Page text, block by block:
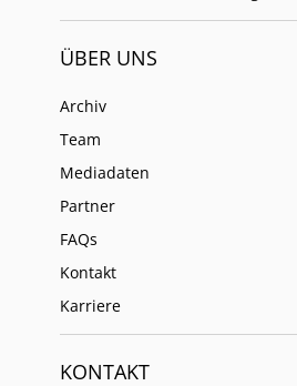
ÜBER UNS
Archiv
Team
Mediadaten
Partner
FAQs
Kontakt
Karriere
KONTAKT